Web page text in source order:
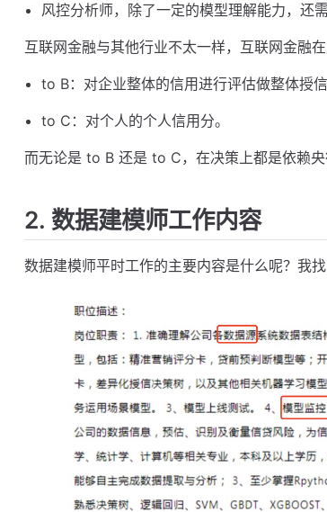
风控分析师，除了一定的模型理解能力，还
互联网金融与其他行业不太一样，互联网金融
to B：对企业整体的信用进行评估做整体授信
to C：对个人的个人信用分。
而无论是 to B 还是 to C，在决策上都是依赖央
2. 数据建模师工作内容
数据建模师平时工作的主要内容是什么呢？我